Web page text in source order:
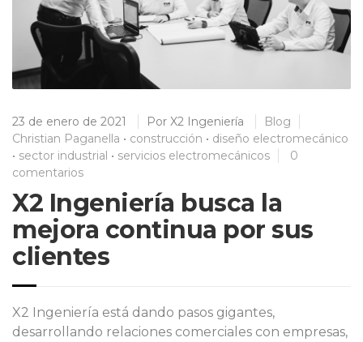
23 de enero de 2021 Por X2 Ingeniería
Blog
Christian Paganella • construcción • diseño electromecánico
• sector industrial • servicios electromecánicos
0
comentarios
X2 Ingeniería busca la
mejora continua por sus
clientes
X2 Ingeniería está dando pasos gigantes,
desarrollando relaciones comerciales con empresas,